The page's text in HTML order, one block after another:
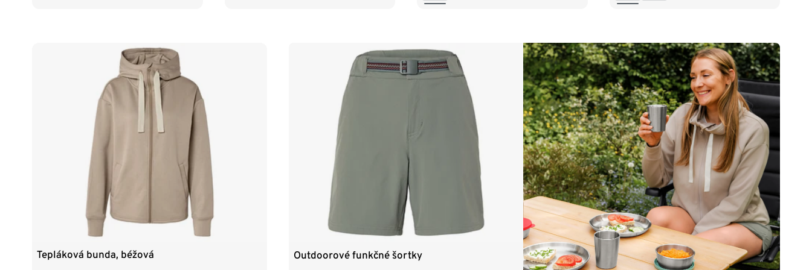
Tepláková bunda, béžová Outdoorové funkčné šortky